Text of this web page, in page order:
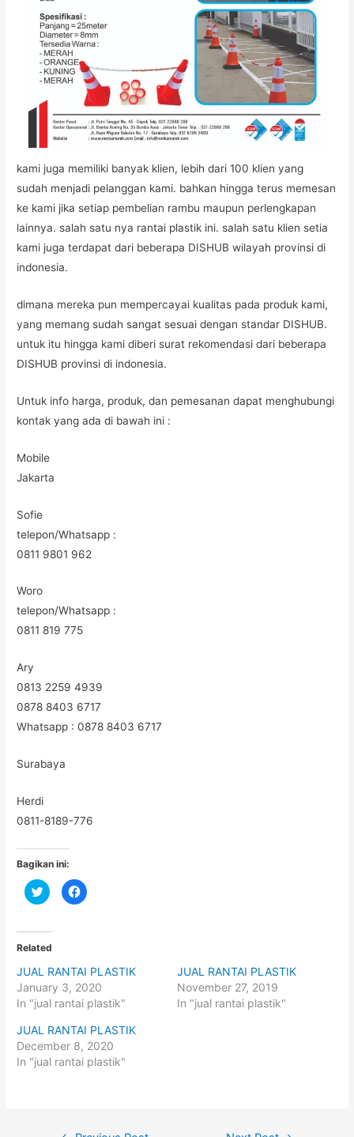
kami juga memiliki banyak klien, lebih dari 100 klien yang
sudah menjadi pelanggan kami. bahkan hingga terus memesan
ke kami jika setiap pembelian rambu maupun perlengkapan
lainnya. salah satu nya rantai plastik ini. salah satu klien setia
kami juga terdapat dari beberapa DISHUB wilayah provinsi di
indonesia.
dimana mereka pun mempercayai kualitas pada produk kami,
yang memang sudah sangat sesuai dengan standar DISHUB.
untuk itu hingga kami diberi surat rekomendasi dari beberapa
DISHUB provinsi di indonesia.
Untuk info harga, produk, dan pemesanan dapat menghubungi
kontak yang ada di bawah ini :
Mobile
Jakarta
Sofie
telepon/Whatsapp :
0811 9801 962
Woro
telepon/Whatsapp :
0811 819 775
Ary
0813 2259 4939
0878 8403 6717
Whatsapp : 0878 8403 6717
Surabaya
Herdi
0811-8189-776
Bagikan ini:
C
l
t
o
s
h
a
r
e
o
w
i
t
t
e
C
l
h
a
r
e
o
a
e
b
o
Related
JUAL RANTAI PLASTIK
January 3, 2020
In "jual rantai plastik"
JUAL RANTAI PLASTIK
November 27, 2019
In "jual rantai plastik"
JUAL RANTAI PLASTIK
December 8, 2020
In "jual rantai plastik"